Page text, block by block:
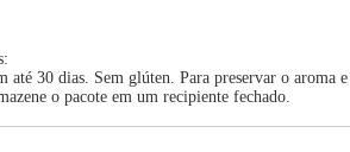
até 30 dias. Sem glúten. Para preservar o aroma e
o pacote em um recipiente fechado.